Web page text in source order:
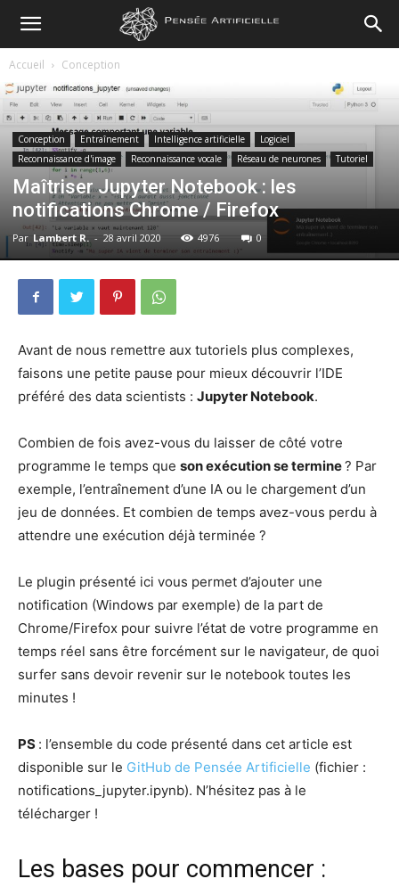
Pensée
Artificielle
Accueil Conception
Conception Entraînement Intelligence artificielle
Logiciel
Reconnaissance d'image
Reconnaissance vocale Réseau de neurones Tutoriel
Maîtriser Jupyter Notebook : les
notifications Chrome / Firefox
Par Lambert R. - 28 avril 2020 4976 0
Avant de nous remettre aux tutoriels plus complexes,
faisons une petite pause pour mieux découvrir l’IDE
préféré des data scientists : Jupyter Notebook.
Combien de fois avez-vous du laisser de côté votre
programme le temps que son exécution se termine? Par
exemple, l’entraînement d’une IA ou le chargement d’un
jeu de données. Et combien de temps avez-vous perdu à
attendre une exécution déjà terminée ?
Le plugin présenté ici vous permet d’ajouter une
notification (Windows par exemple) de la part de
Chrome/Firefox pour suivre l’état de votre programme en
temps réel sans être forcément sur le navigateur, de quoi
surfer sans devoir revenir sur le notebook toutes les
minutes !
PS : l’ensemble du code présenté dans cet article est
disponible sur le GitHub de Pensée Artificielle (fichier :
notifications_jupyter.ipynb). N’hésitez pas à le
télécharger !
Les bases pour commencer :